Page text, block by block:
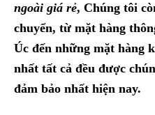
ngoài giá rẻ, Chúng tôi
chuyển, từ mặt hàng
Úc đến những mặt hàng
nhất tất cả đều được
đảm bảo nhất hiện nay.